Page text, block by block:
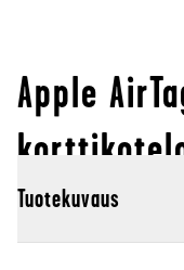
Apple
Tuotekuvaus